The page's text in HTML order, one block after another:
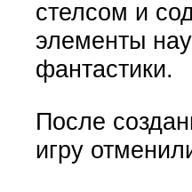
стелсом и
элементы
фантастики.
После
игру